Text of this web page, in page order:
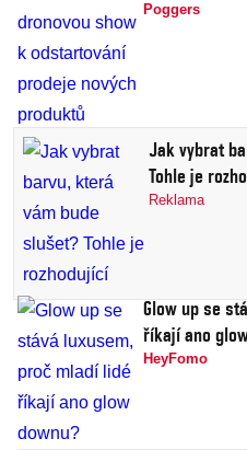
Poggers
Jak vybrat
Tohle je
Reklama
Glow up se
říkají ano
HeyFomo